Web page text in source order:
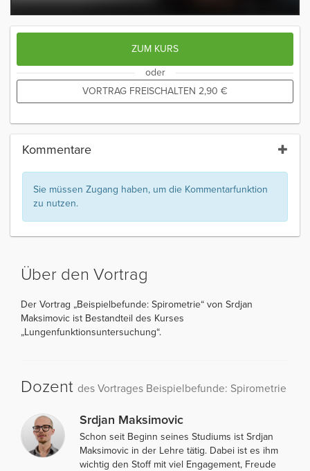
ZUM KURS
oder
VORTRAG FREISCHALTEN 2,90 €
Kommentare
Sie müssen Zugang haben, um die Kommentarfunktion
zu nutzen.
Über den Vortrag
Der Vortrag „Beispielbefunde: Spirometrie“ von Srdjan
Maksimovic ist Bestandteil des Kurses
„Lungenfunktionsuntersuchung“.
Dozent des Vortrages Beispielbefunde: Spirometrie
Srdjan Maksimovic
Schon seit Beginn seines Studiums ist Srdjan
Maksimovic in der Lehre tätig. Dabei ist es ihm
wichtig den Stoff mit viel Engagement, Freude